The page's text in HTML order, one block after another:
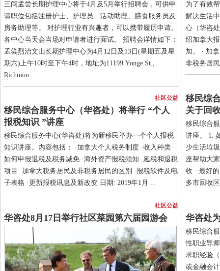
三间孟尝长期护理中心将于4月及5月举行招聘会，可供申
请职位包括注册护士、护理员、活动助理、膳食服务员及
房务助理等。 对护理行业有兴趣者，可以携带履历申请。
各中心当天会当场对申请者进行面试。 招聘会详情如下：
孟尝烈治文山长期护理中心为4月12日及13日(星期五及星
期六)上午10时至下午4时，地址为11199 Yonge St.,
Richmon ...
社区公益
移民综合服务中心（华咨处）将举行 “个人
报税知识 ”讲座
移民综合服务中心(华咨处)将为新移民举办一个个人报税
知识讲座。内容包括： ·加拿大个人税务制度 ·收入种类 ·
如何申报退税及税务减免 ·海外资产报税须知 ·延税和退税
项目 ·加拿大税务居民及非税务居民的区别 ·报税软件及电
子表格 ·更新报税讯息及新改变 日期: 2019年1月 ...
社区公益
华咨处8月17日举行社区菜园第六届园游会
为了有效
解决生活
心（华咨
绍加拿大
加。 · 加
非税务居
移民综
关于回
移民综合
讲座。 1.
少生活垃
座帮助大
收 · 最好
多市回收
华咨处
移民综合
性职业导
求职经验
或金融会